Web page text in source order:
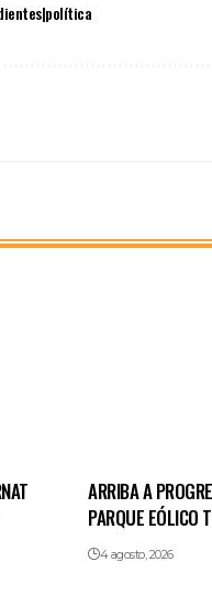
ARRIBA A
PARQUE EÓLICO
4 agosto, 2026